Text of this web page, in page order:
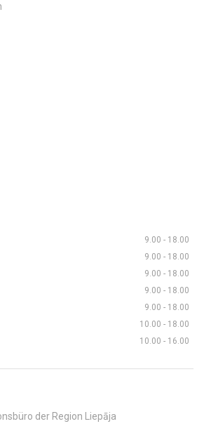
9.00 - 18.00
9.00 - 18.00
9.00 - 18.00
9.00 - 18.00
9.00 - 18.00
10.00 - 18.00
10.00 - 16.00
der Region Liepāja